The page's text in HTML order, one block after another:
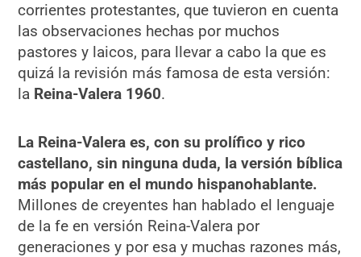
corrientes protestantes, que tuvieron en cuenta
las observaciones hechas por muchos
pastores y laicos, para llevar a cabo la que es
quizá la revisión más famosa de esta versión:
la Reina-Valera 1960.
La Reina-Valera es, con su prolífico y rico
castellano, sin ninguna duda, la versión bíblica
más popular en el mundo hispanohablante.
Millones de creyentes han hablado el lenguaje
de la fe en versión Reina-Valera por
generaciones y por esa y muchas razones más,